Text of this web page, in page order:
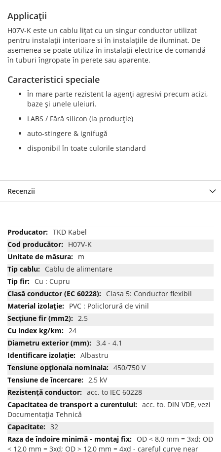
Applicații
H07V-K este un cablu lițat cu un singur conductor utilizat
pentru instalații interioare si în instalațiile de iluminat. De
asemenea se poate utiliza în instalații electrice de comandă
în tuburi îngropate în perete sau aparente.
Caracteristici speciale
În mare parte rezistent la agenți agresivi precum acizi,
baze și unele uleiuri.
LABS / Fără silicon (la producție)
auto-stingere & ignifugă
disponibil în toate culorile standard
Recenzii
Mai
multe
informatii
TKD Kabel
H07V-K
m
Cablu de alimentare
Cu : Cupru
Clasa 5: Conductor flexibil
PVC : Policlorură de vinil
2.5
24
3.4 - 4.1
Albastru
450/750 V
2,5 kV
acc. to IEC 60228
acc. to. DIN VDE, vezi
Documentația Tehnică
32
OD < 8,0 mm = 3xd; OD
< 12,0 mm = 3xd; OD > 12,0 mm = 4xd - careful curve near